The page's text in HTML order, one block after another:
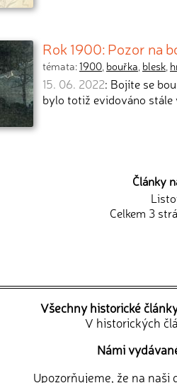
Rok 1900: Pozor na
témata:1900, bouřka, blesk,
15. 06. 2022: Bojíte se
bylo totiž evidováno stále
Články
Celkem 3
Všechny historické
V historických
Námi
Upozorňujeme, že na